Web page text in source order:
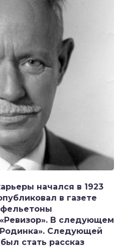
начался в 1923
в газете
В следующем
Следующей
стать рассказ